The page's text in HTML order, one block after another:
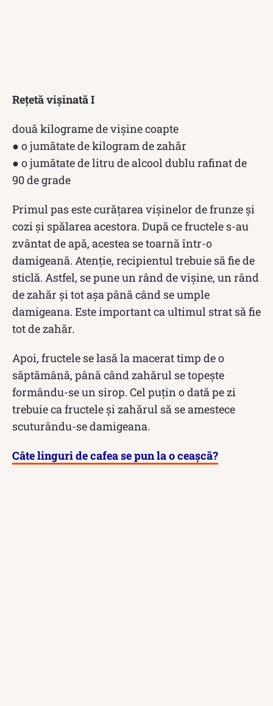
Rețetă vișinată I
două kilograme de vişine coapte
● o jumătate de kilogram de zahăr
● o jumătate de litru de alcool dublu rafinat de
90 de grade
Primul pas este curățarea vișinelor de frunze și
cozi și spălarea acestora. După ce fructele s-au
zvântat de apă, acestea se toarnă într-o
damigeană. Atenție, recipientul trebuie să fie de
sticlă. Astfel, se pune un rând de vişine, un rând
de zahăr și tot așa până când se umple
damigeana. Este important ca ultimul strat să fie
tot de zahăr.
Apoi, fructele se lasă la macerat timp de o
săptămână, până când zahărul se topeşte
formându-se un sirop. Cel puțin o dată pe zi
trebuie ca fructele și zahărul să se amestece
scuturându-se damigeana.
Câte linguri de cafea se pun la o ceașcă?